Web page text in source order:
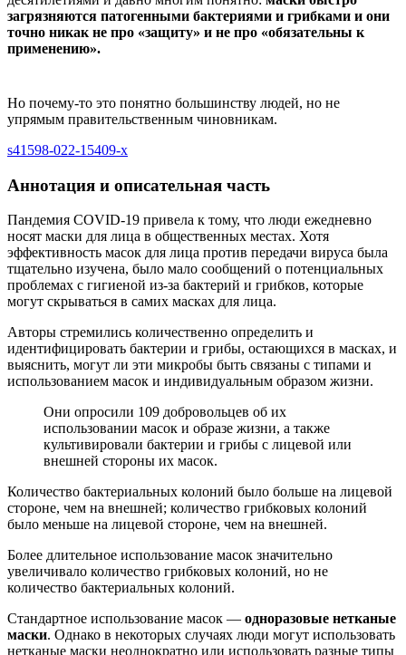
загрязняются патогенными бактериями и грибками и они
точно никак не про «защиту» и не про «обязательны к
применению».
Но почему-то это понятно большинству людей, но не
упрямым правительственным чиновникам.
s41598-022-15409-x
Аннотация и описательная часть
Пандемия COVID-19 привела к тому, что люди ежедневно
носят маски для лица в общественных местах. Хотя
эффективность масок для лица против передачи вируса была
тщательно изучена, было мало сообщений о потенциальных
проблемах с гигиеной из-за бактерий и грибков, которые
могут скрываться в самих масках для лица.
Авторы стремились количественно определить и
идентифицировать бактерии и грибы, остающихся в масках, и
выяснить, могут ли эти микробы быть связаны с типами и
использованием масок и индивидуальным образом жизни.
Они опросили 109 добровольцев об их
использовании масок и образе жизни, а также
культивировали бактерии и грибы с лицевой или
внешней стороны их масок.
Количество бактериальных колоний было больше на лицевой
стороне, чем на внешней; количество грибковых колоний
было меньше на лицевой стороне, чем на внешней.
Более длительное использование масок значительно
увеличивало количество грибковых колоний, но не
количество бактериальных колоний.
Стандартное использование масок — одноразовые нетканые
маски. Однако в некоторых случаях люди могут использовать
нетканые маски неоднократно или использовать разные типы